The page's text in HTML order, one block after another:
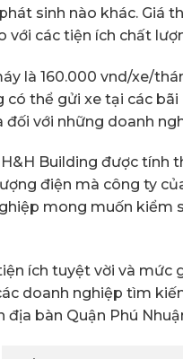
sinh nào khác. Giá
với các tiện ích chất
là 160.000 vnd/xe/
thể gửi xe tại các
với những doanh
Building được tính
điện mà công ty
mong muốn kiểm
ích tuyệt vời và mức
doanh nghiệp tìm
địa bàn Quận Phú